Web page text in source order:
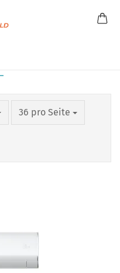
36 pro Seite
pro Seite